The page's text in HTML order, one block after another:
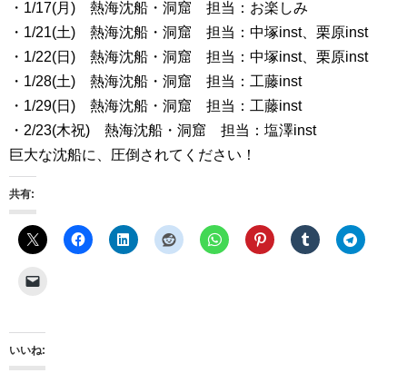
・1/17(月) 熱海沈船・洞窟 担当：お楽しみ
・1/21(土) 熱海沈船・洞窟 担当：中塚inst、栗原inst
・1/22(日) 熱海沈船・洞窟 担当：中塚inst、栗原inst
・1/28(土) 熱海沈船・洞窟 担当：工藤inst
・1/29(日) 熱海沈船・洞窟 担当：工藤inst
・2/23(木祝) 熱海沈船・洞窟 担当：塩澤inst
巨大な沈船に、圧倒されてください！
共有:
いいね: